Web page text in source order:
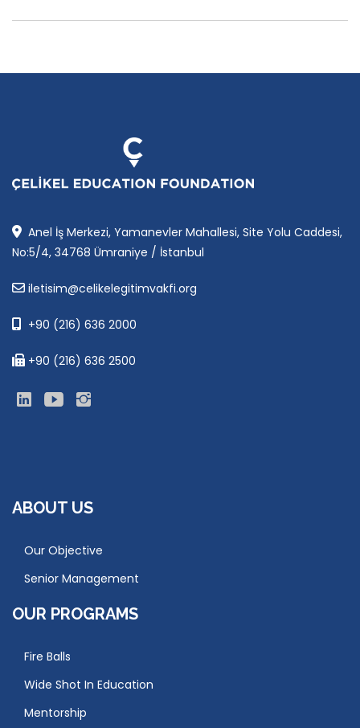
Anel İş Merkezi, Yamanevler Mahallesi, Site Yolu Caddesi,
No:5/4, 34768 Ümraniye / İstanbul
iletisim@celikelegitimvakfi.org
+90 (216) 636 2000
+90 (216) 636 2500
ABOUT US
Our Objective
Senior Management
OUR PROGRAMS
Fire Balls
Wide Shot In Education
Mentorship